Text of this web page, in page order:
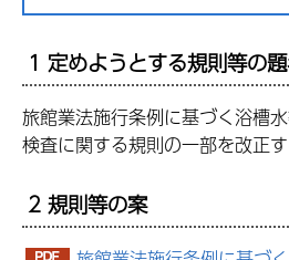
1 定めようとする規則等の
旅館業法施行条例に基づく浴槽
検査に関する規則の一部を改正
2 規則等の案